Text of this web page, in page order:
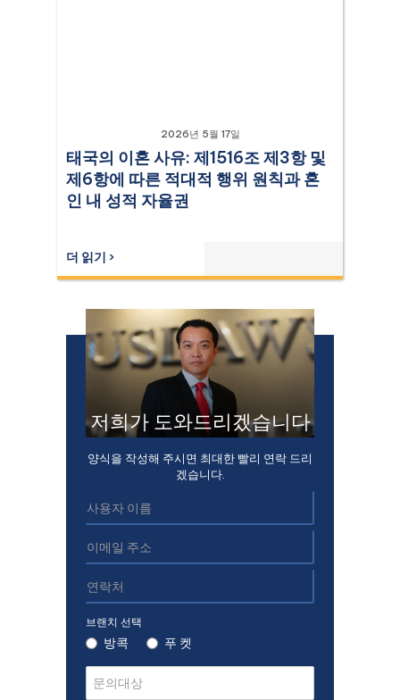
저희가 도와드리겠습니다
양식을 작성해 주시면 최대한 빨리 연락 드리
겠습니다.
브랜치 선택
방콕 푸 켓
2026년 5월 17일
태국의 이혼 사유: 제1516조 제3항 및
제6항에 따른 적대적 행위 원칙과 혼
인 내 성적 자율권
더 읽기 ›